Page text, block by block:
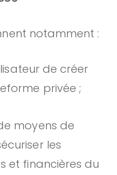
notamment :
de créer
privée ;
moyens de
les
et financières du